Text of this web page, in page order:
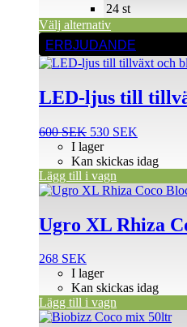
24 st
Välj alternativ
på
produktsidan
ERBJUDANDE
LED-ljus till
600SEK Det
ursprungliga
priset
var:
600 SEK.
530 SEK
priset
530 SEK.
I lager
Kan skickas idag
Lägg till i vagn
Ugro XL Rhiza
268 SEK
I lager
Kan skickas idag
Lägg till i vagn